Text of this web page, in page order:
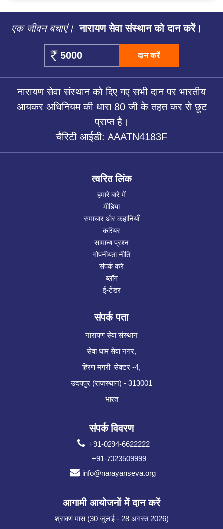
एक जीवन बचाएं। नारायण सेवा संस्थान को दान करें।
दान करें
नारायण सेवा संस्थान को दिए गए सभी दान पर भारतीय
आयकर अधिनियम की धारा 80 जी के तहत कर से छूट
प्राप्त है।
चैरिटी आईडी: AAATN4183F
त्वरित लिंक
हमारे बारे में
मीडिया
समाचार और कहानियाँ
करियर
सामान्य प्रश्न
गोपनीयता नीति
संपर्क करे
ब्लॉग
ई-टेंडर
संपर्क पता
नारायण सेवा संस्थान
सेवा धाम सेवा नगर,
हिरण मगरी, सेक्टर -4,
उदयपुर (राजस्थान) - 313001
भारत
संपर्क विवरण
+91-0294-6622222
+91-7023509999
info@narayanseva.org
आगामी आयोजनों में दान करें
श्रावण मास (30 जुलाई - 28 अगस्त 2026)